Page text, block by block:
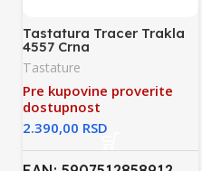
Tastatura Tracer Trakla
4557 Crna
Tastature
Pre kupovine proverite
dostupnost
RSD